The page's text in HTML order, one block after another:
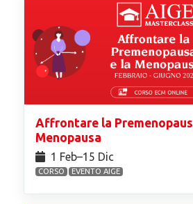
Affrontare la
Menopausa
1 Feb⁠–15 Dic
CORSO EVENTO AIGE